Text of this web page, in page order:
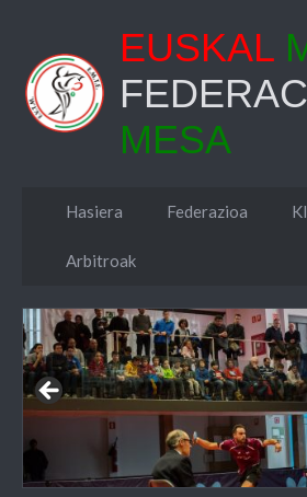
EUSKAL
MESA
Hasiera Federazioa
Arbitroak